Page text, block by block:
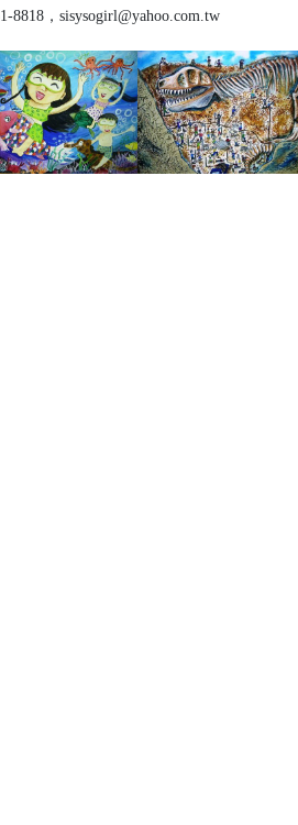
8818，sisysogirl@yahoo.com.tw